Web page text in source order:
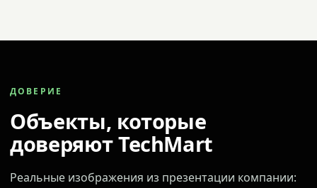
ДОВЕРИЕ
Объекты, которые
доверяют TechMart
Реальные изображения из презентации компании: